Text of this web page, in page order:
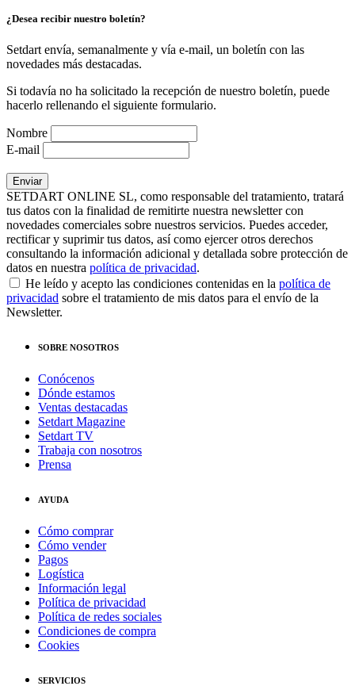
¿Desea recibir nuestro boletín?
Setdart envía, semanalmente y vía e-mail, un boletín con las
novedades más destacadas.
Si todavía no ha solicitado la recepción de nuestro boletín, puede
hacerlo rellenando el siguiente formulario.
Nombre
E-mail
SETDART ONLINE SL, como responsable del tratamiento, tratará
tus datos con la finalidad de remitirte nuestra newsletter con
novedades comerciales sobre nuestros servicios. Puedes acceder,
rectificar y suprimir tus datos, así como ejercer otros derechos
consultando la información adicional y detallada sobre protección de
datos en nuestra política de privacidad.
He leído y acepto las condiciones contenidas en la política de
privacidad sobre el tratamiento de mis datos para el envío de la
Newsletter.
SOBRE NOSOTROS
Conócenos
Dónde estamos
Ventas destacadas
Setdart Magazine
Setdart TV
Trabaja con nosotros
Prensa
AYUDA
Cómo comprar
Cómo vender
Pagos
Logística
Información legal
Política de privacidad
Política de redes sociales
Condiciones de compra
Cookies
SERVICIOS